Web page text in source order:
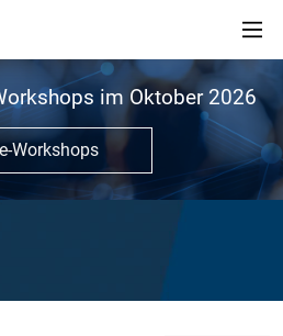
im Oktober 2026
Workshops